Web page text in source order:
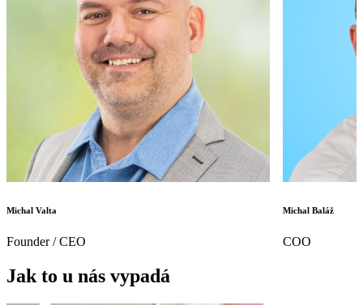
Michal Valta
Founder / CEO
Michal Baláž
COO
Jak to u nás vypadá